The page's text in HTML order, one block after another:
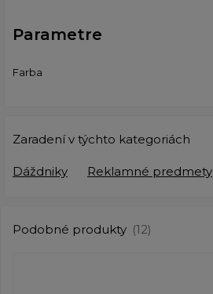
Parametre
Farba
Zaradení v týchto kategoriách
Dáždniky Reklamné predmety
Podobné produkty (12)